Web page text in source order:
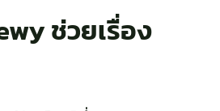
ช่วยเรื่อง